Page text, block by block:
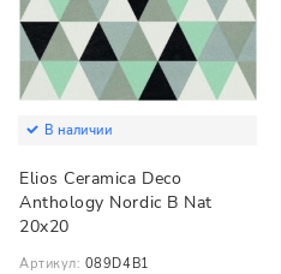
В наличии
Elios Ceramica Deco
Anthology Nordic B Nat
20x20
Артикул: 089D4B1